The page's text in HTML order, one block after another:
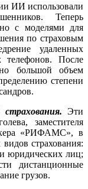
ИИ использовали
Теперь
с моделями для
по страховым
удаленных
телефонов. После
большой объем
степени
страхования. Эти
заместителя
«РИФАМС», в
страхования:
и юридических лиц;
дистанционные
грузов.